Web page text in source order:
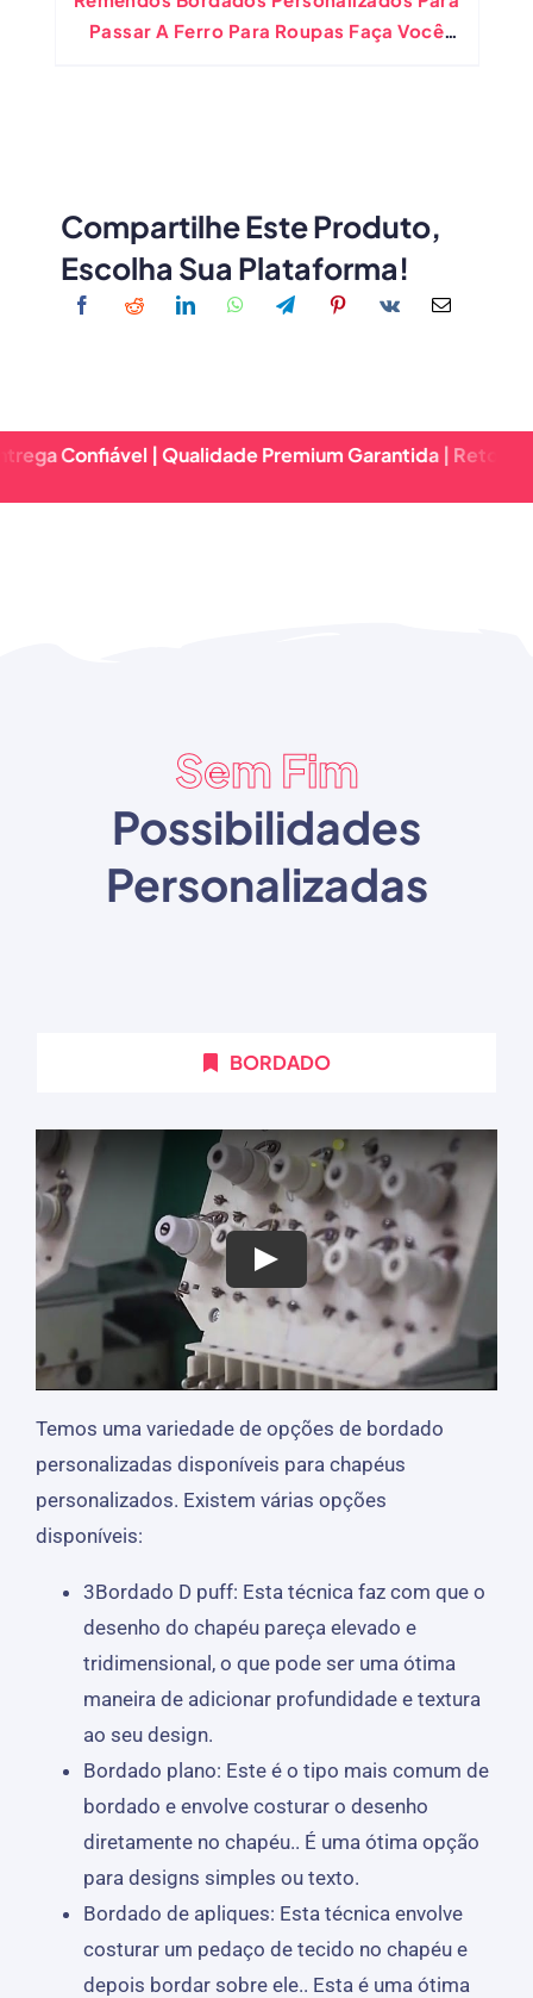
Passar A Ferro Para Roupas Faça Você
Compartilhe Este Produto,
Escolha Sua Plataforma!
| Qualidade Premium Garantida | Retorno
Sem Fim
Possibilidades
Personalizadas
BORDADO
Temos uma variedade de opções de bordado
personalizadas disponíveis para chapéus
personalizados. Existem várias opções
disponíveis:
3Bordado D puff: Esta técnica faz com que o
desenho do chapéu pareça elevado e
tridimensional, o que pode ser uma ótima
maneira de adicionar profundidade e textura
ao seu design.
Bordado plano: Este é o tipo mais comum de
bordado e envolve costurar o desenho
diretamente no chapéu.. É uma ótima opção
para designs simples ou texto.
Bordado de apliques: Esta técnica envolve
costurar um pedaço de tecido no chapéu e
depois bordar sobre ele.. Esta é uma ótima